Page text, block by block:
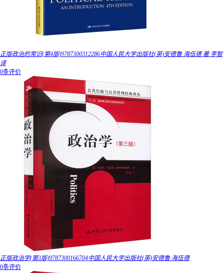
正版政治的常识(第4版)9787300312286中国人民大学出版社(英)安德鲁·海伍德 著 李智
译
0条评价
正版政治学(第3版)9787300166704中国人民大学出版社(英)安德鲁·海伍德
0条评价